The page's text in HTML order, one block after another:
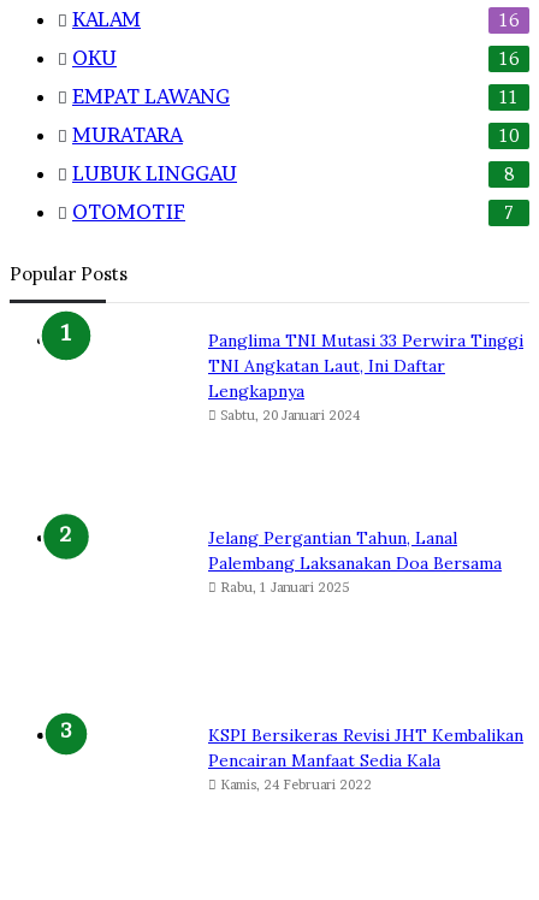
KALAM 16
OKU 16
EMPAT LAWANG 11
MURATARA 10
LUBUK LINGGAU 8
OTOMOTIF 7
Popular Posts
Panglima TNI Mutasi 33 Perwira Tinggi
TNI Angkatan Laut, Ini Daftar
Lengkapnya
Sabtu, 20 Januari 2024
Jelang Pergantian Tahun, Lanal
Palembang Laksanakan Doa Bersama
Rabu, 1 Januari 2025
KSPI Bersikeras Revisi JHT Kembalikan
Pencairan Manfaat Sedia Kala
Kamis, 24 Februari 2022